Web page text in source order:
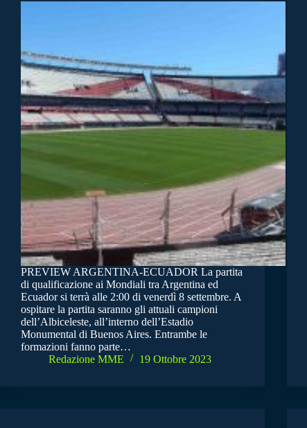
PREVIEW ARGENTINA-ECUADOR La partita
di qualificazione ai Mondiali tra Argentina ed
Ecuador si terrà alle 2:00 di venerdì 8 settembre. A
ospitare la partita saranno gli attuali campioni
dell’Albiceleste, all’interno dell’Estadio
Monumental di Buenos Aires. Entrambe le
formazioni fanno parte…
Redazione MME
19 Ottobre 2023